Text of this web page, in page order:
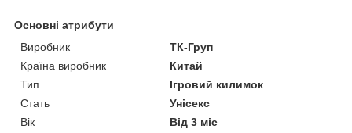
Основні атрибути
Виробник
ТК-Груп
Країна виробник
Китай
Тип
Ігровий килимок
Стать
Унісекс
Вік
Від 3 міс